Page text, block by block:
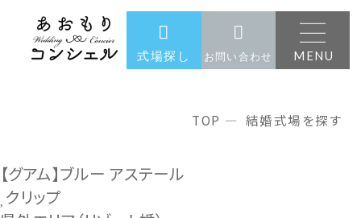
式場探し お問い合わせ MENU
TOP 結婚式場を探す
【グアム】ブルー アステール
クリップ